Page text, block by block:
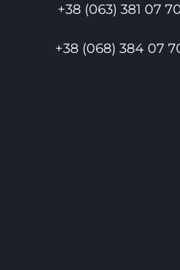
+38 (063) 381 07
+38 (068) 384 07